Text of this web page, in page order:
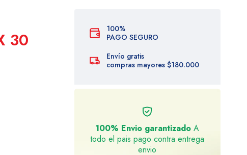
30
100%
PAGO SEGURO
Envío gratis
compras mayores $180.000
100% Envio garantizadoA
todo el pais pago contra entrega
envio